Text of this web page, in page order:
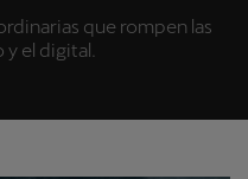
que rompen las
y el digital.